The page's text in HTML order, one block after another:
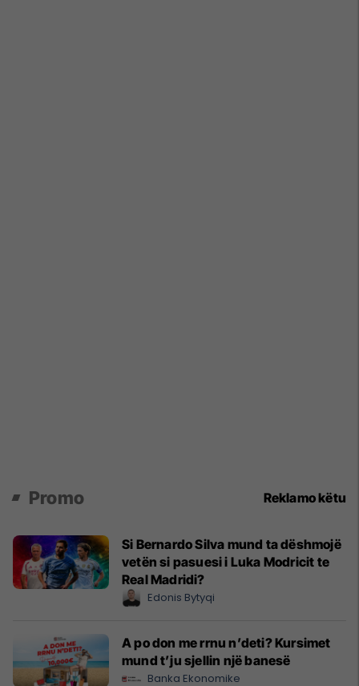
Promo Reklamo këtu
Si Bernardo Silva mund ta dëshmojë
vetën si pasuesi i Luka Modricit te
Real Madridi?
Edonis Bytyqi
A po don me rrnu n’deti? Kursimet
mund t’ju sjellin një banesë
Banka Ekonomike